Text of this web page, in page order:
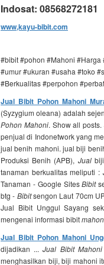
Indosat: 08568272181
www,kayu-bibit.com
#bibit #pohon #Mahoni
#umur #ukuran #usaha #toko
#Berkualitas #perpohon
Jual Bibit Pohon Mahoni
(Syzygium oleana) adalah
Pohon Mahoni. Show all
penjual di Indonetwork yang
jual benih mahoni. jual biji
Produksi Benih (APB), Jualbiji
tanaman berkualitas meliputi :
Tanaman - Google SitesBibit
btg - Bibitsengon Laut 70cm
Jual Bibit Unggul Sayang
mengenai informasi bibit
Jual Bibit Pohon Mahoni
dijadikan ...Jual Bibit Mahoni
menghasilkan biji, biji mahoni